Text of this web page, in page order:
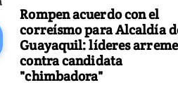
Rompen acuerdo con el
correísmo para Alcaldía
Guayaquil: líderes
contra candidata
"chimbadora"